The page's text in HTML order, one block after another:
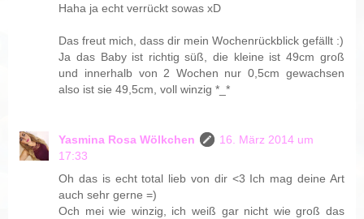
Haha ja echt verrückt sowas xD
Das freut mich, dass dir mein Wochenrückblick gefällt :)
Ja das Baby ist richtig süß, die kleine ist 49cm groß
und innerhalb von 2 Wochen nur 0,5cm gewachsen
also ist sie 49,5cm, voll winzig *_*
Yasmina Rosa Wölkchen
16. März 2014 um
17:33
Oh das is echt total lieb von dir <3 Ich mag deine Art
auch sehr gerne =)
Och mei wie winzig, ich weiß gar nicht wie groß das